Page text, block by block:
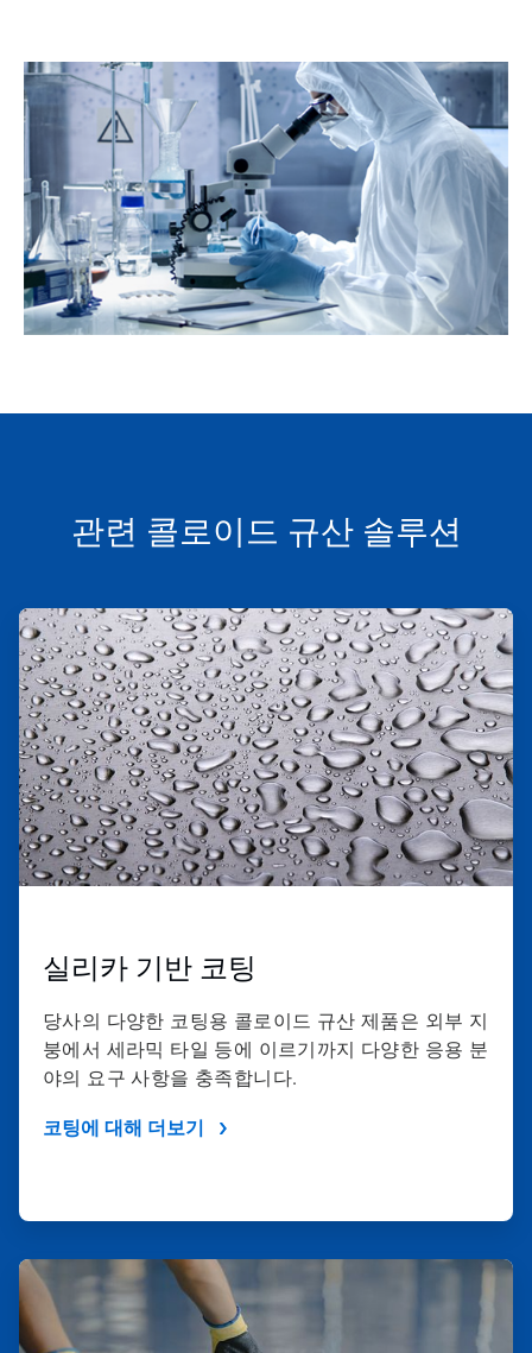
관련 콜로이드 규산 솔루션
ArticleTile
1/2
실리카 기반 코팅
당사의 다양한 코팅용 콜로이드 규산 제품은 외부 지
붕에서 세라믹 타일 등에 이르기까지 다양한 응용 분
야의 요구 사항을 충족합니다.
코팅에 대해 더보기
ArticleTile
2/2